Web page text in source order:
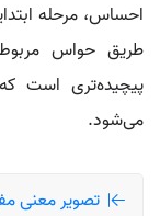
احساس، مرحله
طریق حواس
پیچیده‌تری است
می‌شود.
تصویر معنی